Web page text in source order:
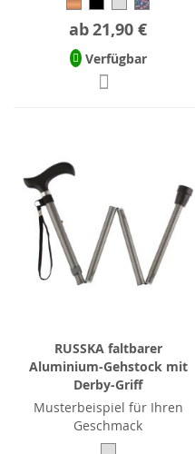
ab21,90 €
Verfügbar
RUSSKA faltbarer
Aluminium-Gehstock mit
Derby-Griff
Musterbeispiel für Ihren
Geschmack